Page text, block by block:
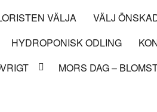
VÄLJA VÄLJ
HYDROPONISK ODLING
MORS DAG –